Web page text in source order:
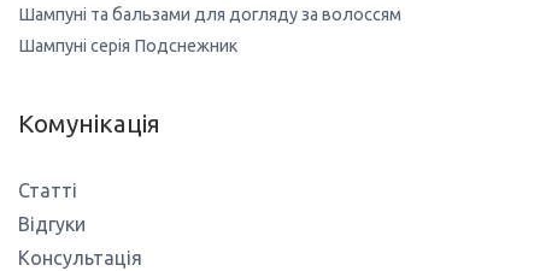
Шампуні та бальзами для догляду за волоссям
Шампуні серія Подснежник
Комунікація
Статті
Відгуки
Консультація